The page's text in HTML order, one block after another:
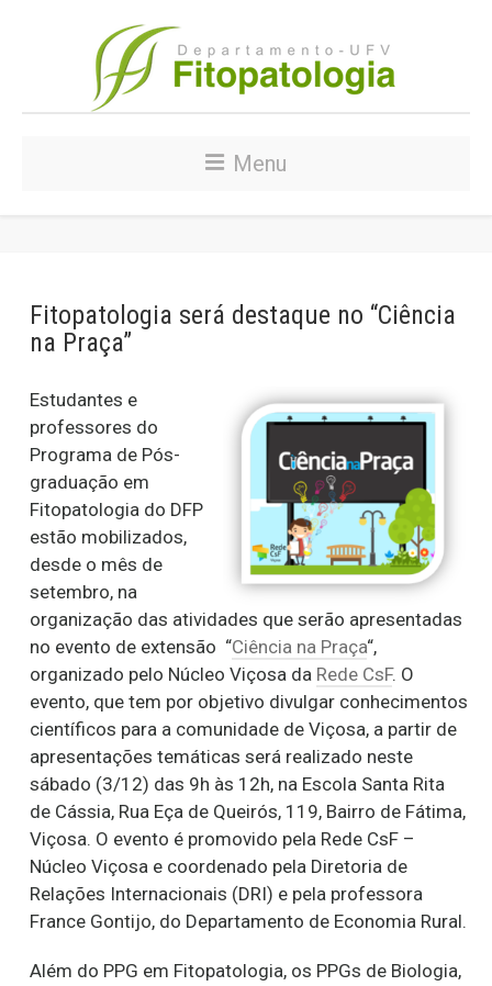
Menu
Fitopatologia será destaque no “Ciência
na Praça”
Estudantes e
professores do
Programa de Pós-
graduação em
Fitopatologia do DFP
estão mobilizados,
desde o mês de
setembro, na
organização das atividades que serão apresentadas
no evento de extensão “Ciência na Praça“,
organizado pelo Núcleo Viçosa da Rede CsF. O
evento, que tem por objetivo divulgar conhecimentos
científicos para a comunidade de Viçosa, a partir de
apresentações temáticas será realizado neste
sábado (3/12) das 9h às 12h, na Escola Santa Rita
de Cássia, Rua Eça de Queirós, 119, Bairro de Fátima,
Viçosa. O evento é promovido pela Rede CsF –
Núcleo Viçosa e coordenado pela Diretoria de
Relações Internacionais (DRI) e pela professora
France Gontijo, do Departamento de Economia Rural.
Além do PPG em Fitopatologia, os PPGs de Biologia,